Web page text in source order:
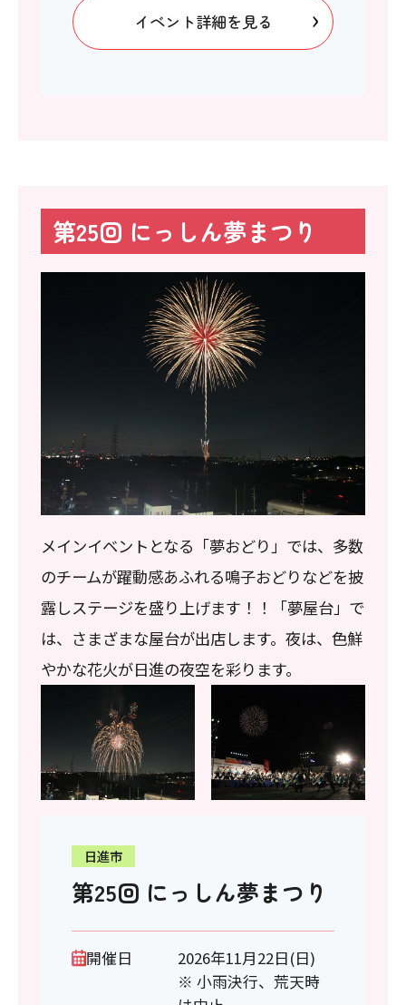
イベント詳細を見る
第25回 にっしん夢まつり
メインイベントとなる「夢おどり」では、多数
のチームが躍動感あふれる鳴子おどりなどを披
露しステージを盛り上げます！！「夢屋台」で
は、さまざまな屋台が出店します。夜は、色鮮
やかな花火が日進の夜空を彩ります。
日進市
第25回 にっしん夢まつり
開催日
2026年11月22日(日)
※ 小雨決行、荒天時